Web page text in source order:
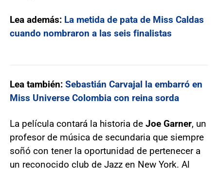
Lea además: La metida de pata de Miss Caldas
cuando nombraron a las seis finalistas
Lea también: Sebastián Carvajal la embarró en
Miss Universe Colombia con reina sorda
La película contará la historia de Joe Garner, un
profesor de música de secundaria que siempre
soñó con tener la oportunidad de pertenecer a
un reconocido club de Jazz en New York. Al